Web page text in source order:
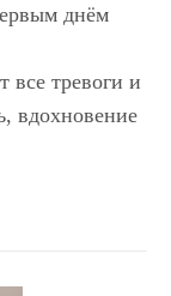
днём
все тревоги и
вдохновение